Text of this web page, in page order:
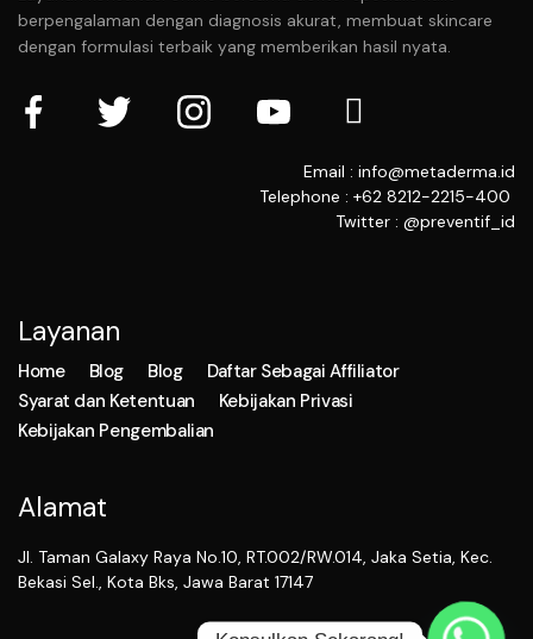
berpengalaman dengan diagnosis akurat, membuat skincare
dengan formulasi terbaik yang memberikan hasil nyata.
Email : info@metaderma.id
Telephone : +62 8212-2215-400
Twitter : @preventif_id
Layanan
Home Blog Blog
Daftar Sebagai Affiliator
Syarat dan Ketentuan
Kebijakan Privasi
Kebijakan Pengembalian
Alamat
Jl. Taman Galaxy Raya No.10, RT.002/RW.014, Jaka Setia, Kec.
Bekasi Sel., Kota Bks, Jawa Barat 17147